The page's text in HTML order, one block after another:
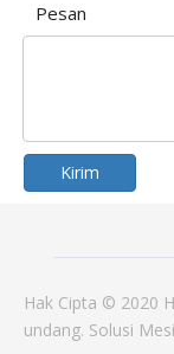
Pesan
Kirim
Hak Cipta © 2020
undang. Solusi